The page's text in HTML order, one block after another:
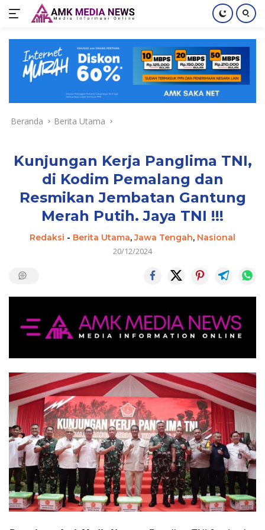
konten
Beranda Berita Utama
Kunjungan Kerja Panglima TNI,
di Kodim Pemalang dan
Resmikan Jembatan Gantung
Merah Putih. Jaya TNI !!!
Redaksi - Berita Utama,Jawa Tengah, Nasional
20/12/2024